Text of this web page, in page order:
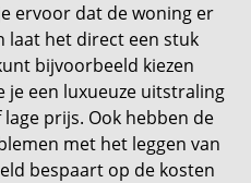
ervoor dat de woning er
laat het direct een stuk
bijvoorbeeld kiezen
je een luxueuze uitstraling
prijs. Ook hebben de
met het leggen van
bespaart op de kosten